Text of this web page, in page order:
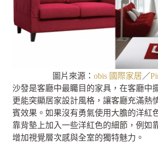
圖片來源： obis 國際家居／
沙發是客廳中最矚目的家具，在客廳中
更能突顯居家設計風格，讓客廳充滿熱
賓效果。如果沒有勇氣使用大膽的洋紅
靠背墊上加入一些洋紅色的細節，例如
增加視覺層次感與全室的獨特魅力。